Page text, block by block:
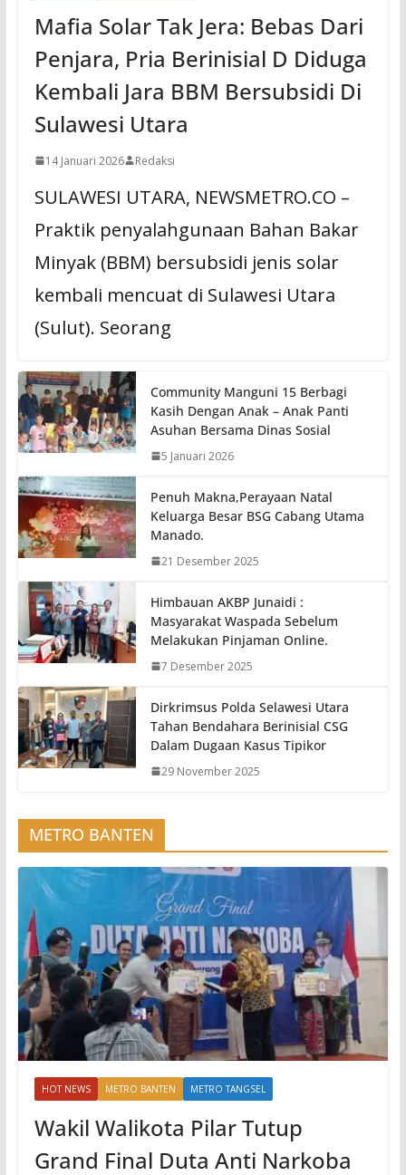
Mafia Solar Tak Jera: Bebas Dari
Penjara, Pria Berinisial D Diduga
Kembali Jara BBM Bersubsidi Di
Sulawesi Utara
14 Januari 2026 Redaksi
SULAWESI UTARA, NEWSMETRO.CO –
Praktik penyalahgunaan Bahan Bakar
Minyak (BBM) bersubsidi jenis solar
kembali mencuat di Sulawesi Utara
(Sulut). Seorang
Community Manguni 15 Berbagi
Kasih Dengan Anak – Anak Panti
Asuhan Bersama Dinas Sosial
5 Januari 2026
Penuh Makna,Perayaan Natal
Keluarga Besar BSG Cabang Utama
Manado.
21 Desember 2025
Himbauan AKBP Junaidi :
Masyarakat Waspada Sebelum
Melakukan Pinjaman Online.
7 Desember 2025
Dirkrimsus Polda Selawesi Utara
Tahan Bendahara Berinisial CSG
Dalam Dugaan Kasus Tipikor
29 November 2025
METRO BANTEN
HOT NEWS METRO BANTEN METRO TANGSEL
Wakil Walikota Pilar Tutup
Grand Final Duta Anti Narkoba